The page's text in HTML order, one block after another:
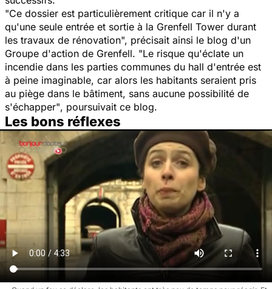
"Ce dossier est particulièrement critique car il n'y a
qu'une seule entrée et sortie à la Grenfell Tower durant
les travaux de rénovation", précisait ainsi le blog d'un
Groupe d'action de Grenfell. "Le risque qu'éclate un
incendie dans les parties communes du hall d'entrée est
à peine imaginable, car alors les habitants seraient pris
au piège dans le bâtiment, sans aucune possibilité de
s'échapper", poursuivait ce blog.
Les bons réflexes